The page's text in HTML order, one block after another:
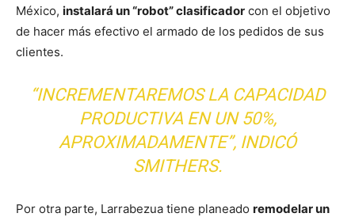
México, instalará un “robot” clasificador con el objetivo
de hacer más efectivo el armado de los pedidos de sus
clientes.
“INCREMENTAREMOS LA CAPACIDAD
PRODUCTIVA EN UN 50%,
APROXIMADAMENTE”, INDICÓ
SMITHERS.
Por otra parte, Larrabezua tiene planeado remodelar un